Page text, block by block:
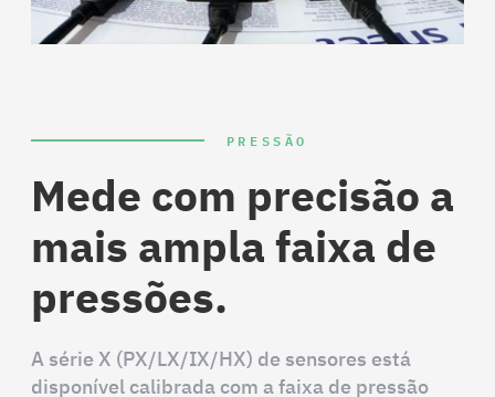
PRESSÃO
Mede com precisão a
mais ampla faixa de
pressões.
A série X (PX/LX/IX/HX) de sensores está
disponível calibrada com a faixa de pressão